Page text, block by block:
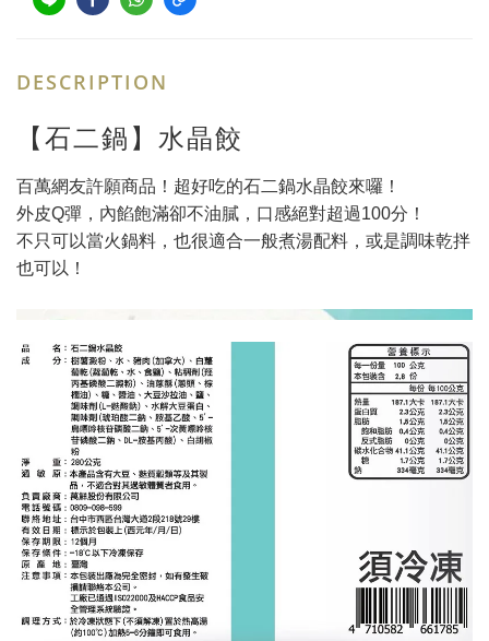
DESCRIPTION
【石二鍋】水晶餃
百萬網友許願商品！超好吃的石二鍋水晶餃來囉！
外皮Q彈，內餡飽滿卻不油膩，口感絕對超過100分！
不只可以當火鍋料，也很適合一般煮湯配料，或是調味乾拌
也可以！